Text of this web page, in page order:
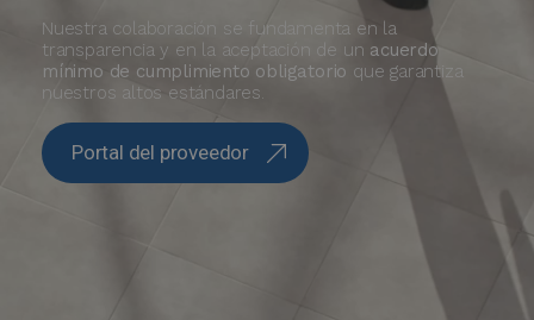
Nuestra colaboración se fundamenta en la
transparencia y en la aceptación de un acuerdo
mínimo de cumplimiento obligatorio que garantiza
nuestros altos estándares.
Portal del proveedor